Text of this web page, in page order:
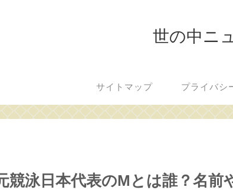
世の中ニ
サイトマップ プライバシ
競泳日本代表のMとは誰？名前